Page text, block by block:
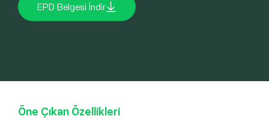
EPD Belgesi İndir
Öne Çıkan Özellikleri